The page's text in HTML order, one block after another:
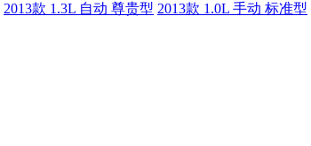
2013款 1.3L 自动 尊贵型 2013款 1.0L 手动 标准型